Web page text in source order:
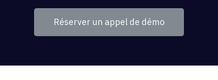
Réserver un appel de démo